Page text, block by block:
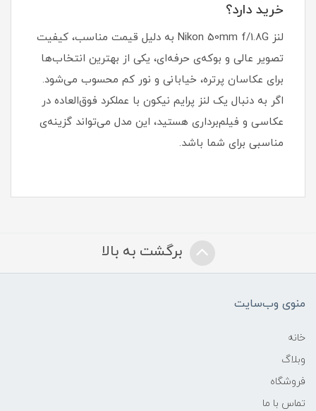
خرید دارد؟
لنز Nikon 50mm f/1.8G به دلیل قیمت مناسب، کیفیت
تصویر عالی و بوکه‌ی حرفه‌ای، یکی از بهترین انتخاب‌ها
برای عکاسان پرتره، خیابانی و نور کم محسوب می‌شود.
اگر به دنبال یک لنز پرایم نیکون با عملکرد فوق‌العاده در
عکاسی و فیلم‌برداری هستید، این مدل می‌تواند گزینه‌ی
مناسبی برای شما باشد.
برگشت به بالا
منوی وب‌سایت
خانه
وبلاگ
فروشگاه
تماس با ما